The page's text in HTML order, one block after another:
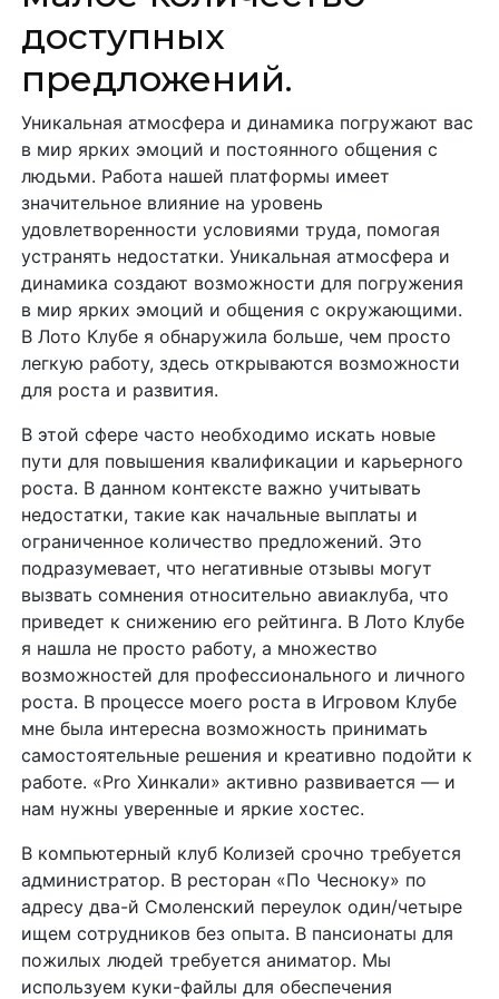
доступных
предложений.
Уникальная атмосфера и динамика погружают вас
в мир ярких эмоций и постоянного общения с
людьми. Работа нашей платформы имеет
значительное влияние на уровень
удовлетворенности условиями труда, помогая
устранять недостатки. Уникальная атмосфера и
динамика создают возможности для погружения
в мир ярких эмоций и общения с окружающими.
В Лото Клубе я обнаружила больше, чем просто
легкую работу, здесь открываются возможности
для роста и развития.
В этой сфере часто необходимо искать новые
пути для повышения квалификации и карьерного
роста. В данном контексте важно учитывать
недостатки, такие как начальные выплаты и
ограниченное количество предложений. Это
подразумевает, что негативные отзывы могут
вызвать сомнения относительно авиаклуба, что
приведет к снижению его рейтинга. В Лото Клубе
я нашла не просто работу, а множество
возможностей для профессионального и личного
роста. В процессе моего роста в Игровом Клубе
мне была интересна возможность принимать
самостоятельные решения и креативно подойти к
работе. «Pro Хинкали» активно развивается — и
нам нужны уверенные и яркие хостес.
В компьютерный клуб Колизей срочно требуется
администратор. В ресторан «По Чесноку» по
адресу два-й Смоленский переулок один/четыре
ищем сотрудников без опыта. В пансионаты для
пожилых людей требуется аниматор. Мы
используем куки-файлы для обеспечения